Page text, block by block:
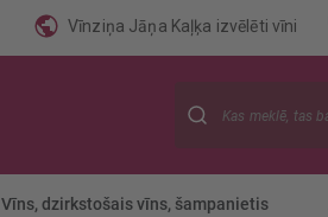
Vīnziņa Jāņa Kaļķa izvēlēti vīni
Vīns, dzirkstošais vīns, šampanietis